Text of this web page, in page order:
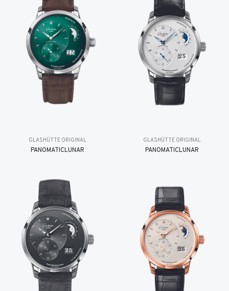
GLASHÜTTE ORIGINAL
PANOMATICLUNAR
GLASHÜTTE ORIGINAL
PANOMATICLUNAR